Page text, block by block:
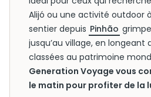
Alijó ou une activité outdoor
sentier depuis Pinhão
jusqu’au village, en longeant
classées au patrimoine
Generation Voyage vous
le matin pour profiter de la